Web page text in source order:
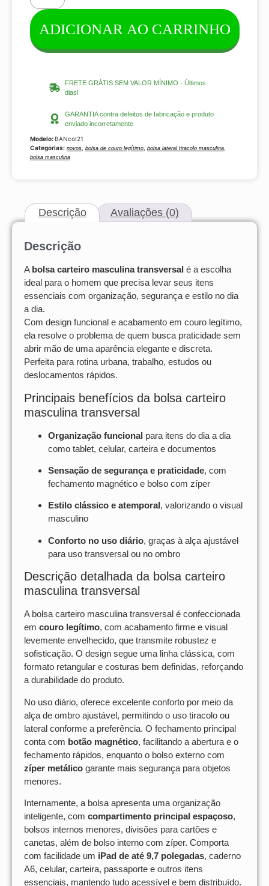
ADICIONAR AO CARRINHO
FRETE GRÁTIS SEM VALOR MÍNIMO - Últimos
dias!
GARANTIA contra defeitos de fabricação e produto
enviado incorretamente
Modelo:BANcoI21
Categorias: novos bolsa de couro legítimo bolsa lateral tiracolo masculina
bolsa masculina
Descrição Avaliações (0)
Descrição
A bolsa carteiro masculina transversal é a escolha
ideal para o homem que precisa levar seus itens
essenciais com organização, segurança e estilo no dia
a dia.
Com design funcional e acabamento em couro legítimo,
ela resolve o problema de quem busca praticidade sem
abrir mão de uma aparência elegante e discreta.
Perfeita para rotina urbana, trabalho, estudos ou
deslocamentos rápidos.
Principais benefícios da bolsa carteiro
masculina transversal
Organização funcional para itens do dia a dia
como tablet, celular, carteira e documentos
Sensação de segurança e praticidade, com
fechamento magnético e bolso com zíper
Estilo clássico e atemporal , valorizando o visual
masculino
Conforto no uso diário, graças à alça ajustável
para uso transversal ou no ombro
Descrição detalhada da bolsa carteiro
masculina transversal
A bolsa carteiro masculina transversal é confeccionada
em couro legítimo, com acabamento firme e visual
levemente envelhecido, que transmite robustez e
sofisticação. O design segue uma linha clássica, com
formato retangular e costuras bem definidas, reforçando
a durabilidade do produto.
No uso diário, oferece excelente conforto por meio da
alça de ombro ajustável, permitindo o uso tiracolo ou
lateral conforme a preferência. O fechamento principal
conta com botão magnético, facilitando a abertura e o
fechamento rápidos, enquanto o bolso externo com
zíper metálico garante mais segurança para objetos
menores.
Internamente, a bolsa apresenta uma organização
inteligente, com compartimento principal espaçoso,
bolsos internos menores, divisões para cartões e
canetas, além de bolso interno com zíper. Comporta
com facilidade um iPad de até 9,7 polegadas, caderno
A6, celular, carteira, passaporte e outros itens
essenciais, mantendo tudo acessível e bem distribuído.